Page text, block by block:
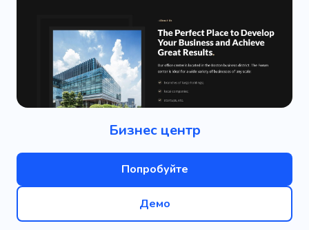
Бизнес центр
Попробуйте
Демо